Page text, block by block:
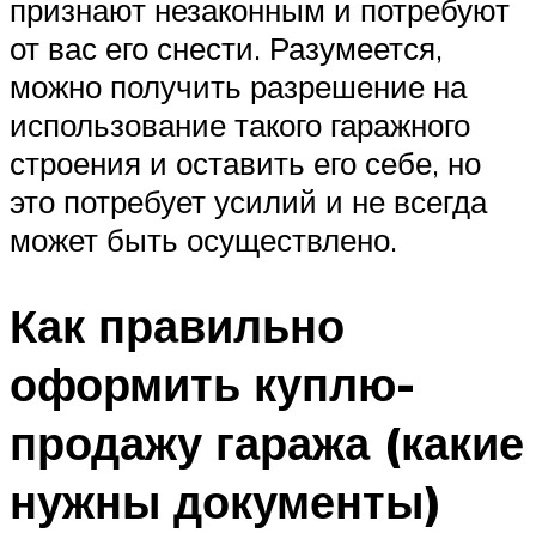
признают незаконным и потребуют
от вас его снести. Разумеется,
можно получить разрешение на
использование такого гаражного
строения и оставить его себе, но
это потребует усилий и не всегда
может быть осуществлено.
Как правильно
оформить куплю-
продажу гаража (какие
нужны документы)